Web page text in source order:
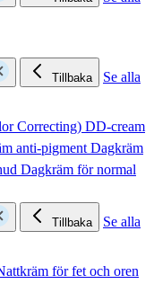
Tillbaka
Se alla
Correcting) DD-cream
anti-pigmentDagkräm
Dagkräm för normal
Tillbaka
Se alla
för fet och oren